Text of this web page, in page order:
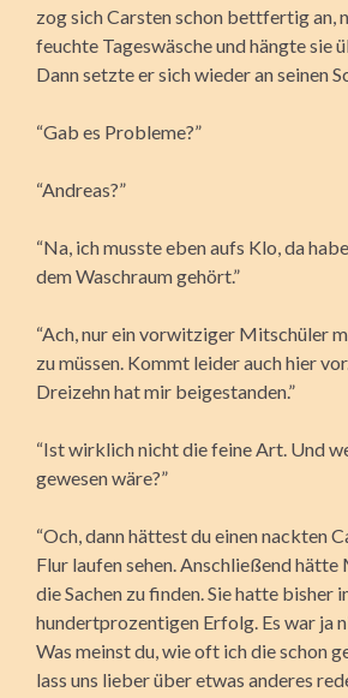
zog sich Carsten schon bettfertig an,
feuchte Tageswäsche und hängte sie
Dann setzte er sich wieder an seinen
“Gab es Probleme?”
“Andreas?”
“Na, ich musste eben aufs Klo, da
dem Waschraum gehört.”
“Ach, nur ein vorwitziger Mitschüler
zu müssen. Kommt leider auch hier
Dreizehn hat mir beigestanden.”
“Ist wirklich nicht die feine Art. Und
gewesen wäre?”
“Och, dann hättest du einen nackten
Flur laufen sehen. Anschließend
die Sachen zu finden. Sie hatte bisher
hundertprozentigen Erfolg. Es war ja
Was meinst du, wie oft ich die schon
lass uns lieber über etwas anderes